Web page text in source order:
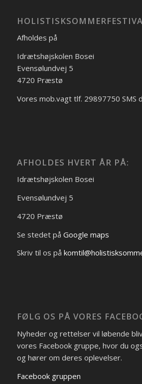
Afholdes på
Idrætshøjskolen Bosei
Evensølundvej 5
4720 Præstø
Vores mob.vagt tlf. 29897750 SMS
AFHOLDES HVERT ÅR PÅ:
Idrætshøjskolen Bosei
Evensølundvej 5
4720 Præstø
Se stedet på Google maps
Skriv til os på
FØLG OS PÅ VORES
Nyheder og rettelser vil løbende
vores Facebook gruppe, hvor du
og hører om deres oplevelser.
Facebook gruppen